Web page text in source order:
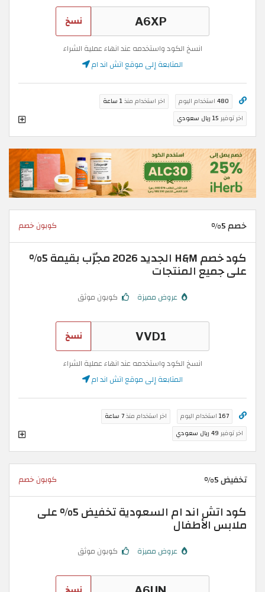
نسخ
انسخ الكود واستخدمه عند انهاء عملية الشراء
المتابعة إلى موقع اتش اند ام
480 استخدام اليوم اخر استخدام منذ1 ساعة
اخر توفير 15 ريال سعودي
خصم 5% كوبون خصم
كود خصم H&M الجديد 2026 مجرّب بقيمة 5%
على جميع المنتجات
عروض مميزة كوبون موثق
نسخ
انسخ الكود واستخدمه عند انهاء عملية الشراء
المتابعة إلى موقع اتش اند ام
167 استخدام اليوم اخر استخدام منذ7 ساعة
اخر توفير 49 ريال سعودي
تخفيض 5% كوبون خصم
كود اتش اند ام السعودية تخفيض 5% على
ملابس الأطفال
عروض مميزة كوبون موثق